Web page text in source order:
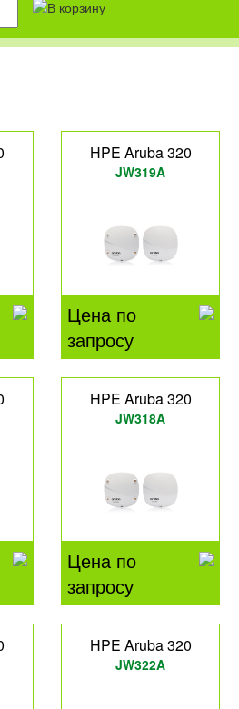
HPE Aruba 320
JW319A
Цена по
запросу
HPE Aruba 320
JW318A
Цена по
запросу
HPE Aruba 320
JW322A